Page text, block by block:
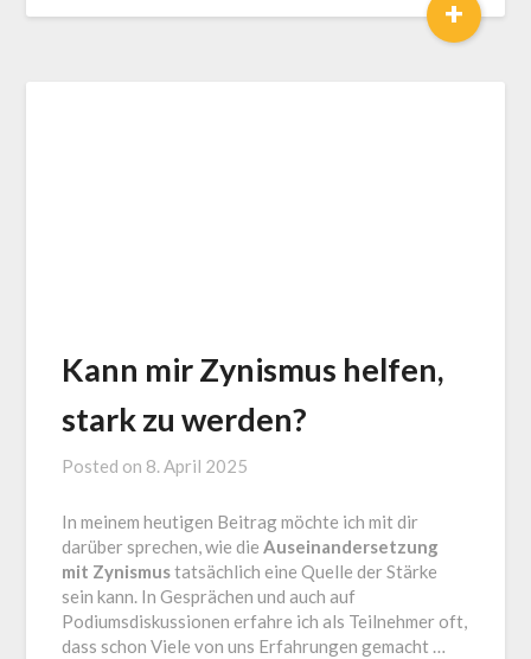
+
Kann mir Zynismus helfen,
stark zu werden?
Posted on 8. April 2025
Loga
In meinem heutigen Beitrag möchte ich mit dir
darüber sprechen, wie dieAuseinandersetzung
mit Zynismustatsächlich eine Quelle der Stärke
sein kann. In Gesprächen und auch auf
Podiumsdiskussionen erfahre ich als Teilnehmer oft,
dass schon Viele von uns Erfahrungen gemacht …